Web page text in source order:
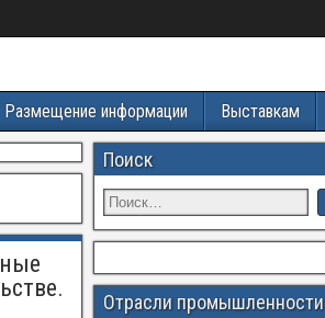
Размещение информации Выставкам
Поиск
Отрасли промышленности